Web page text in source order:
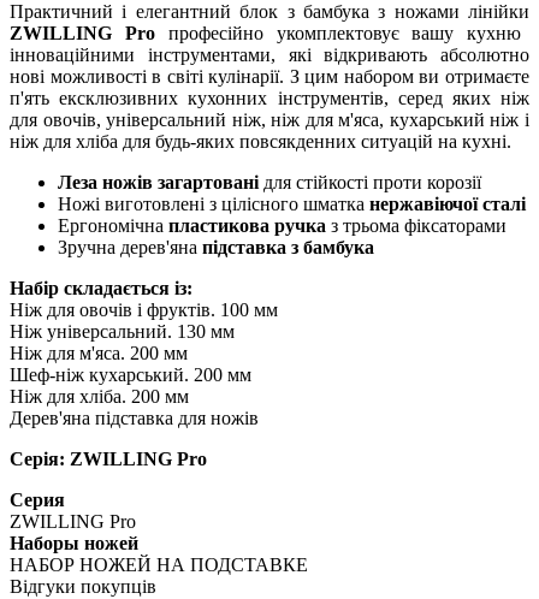
Практичний і елегантний блок з бамбука з ножами лінійки
ZWILLING Proпрофесійно укомплектовує вашу кухню
інноваційними інструментами, які відкривають абсолютно
нові можливості в світі кулінарії. З цим набором ви отримаєте
п'ять ексклюзивних кухонних інструментів, серед яких ніж
для овочів, універсальний ніж, ніж для м'яса, кухарський ніж і
ніж для хліба для будь-яких повсякденних ситуацій на кухні.
Леза ножів загартовані для стійкості проти корозії
Ножі виготовлені з цілісного шматка нержавіючої сталі
Ергономічна пластикова ручка з трьома фіксаторами
Зручна дерев'яна підставка з бамбука
Набір складається із:
Ніж для овочів і фруктів. 100 мм
Ніж універсальний. 130 мм
Ніж для м'яса. 200 мм
Шеф-ніж кухарський. 200 мм
Ніж для хліба. 200 мм
Дерев'яна підставка для ножів
Серія: ZWILLING Pro
Серия
ZWILLING Pro
Наборы ножей
НАБОР НОЖЕЙ НА ПОДСТАВКЕ
Відгуки покупців